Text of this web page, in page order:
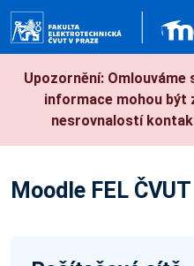
Upozornění: Omlouváme
informace mohou být
nesrovnalostí
Moodle FEL ČVUT